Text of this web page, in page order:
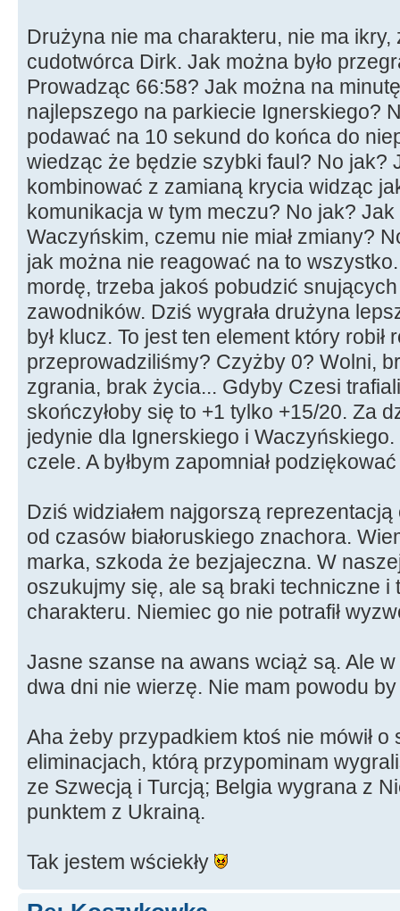
Drużyna nie ma charakteru, nie ma ikry,
cudotwórca Dirk. Jak można było
Prowadząc 66:58? Jak można na
najlepszego na parkiecie Ignerskiego?
podawać na 10 sekund do końca do
wiedząc że będzie szybki faul? No jak?
kombinować z zamianą krycia widząc
komunikacja w tym meczu? No jak?
Waczyńskim, czemu nie miał zmiany?
jak można nie reagować na to
mordę, trzeba jakoś pobudzić
zawodników. Dziś wygrała drużyna
był klucz. To jest ten element który
przeprowadziliśmy? Czyżby 0? Wolni,
zgrania, brak życia... Gdyby Czesi
skończyłoby się to +1 tylko +15/20. Za
jedynie dla Ignerskiego i
czele. A byłbym zapomniał
Dziś widziałem najgorszą
od czasów białoruskiego znachora.
marka, szkoda że bezjajeczna. W
oszukujmy się, ale są braki techniczne i
charakteru. Niemiec go nie potrafił
Jasne szanse na awans wciąż są. Ale
dwa dni nie wierzę. Nie mam powodu
Aha żeby przypadkiem ktoś nie mówił o
eliminacjach, którą przypominam
ze Szwecją i Turcją; Belgia wygrana z
punktem z Ukrainą.
Tak jestem wściekły